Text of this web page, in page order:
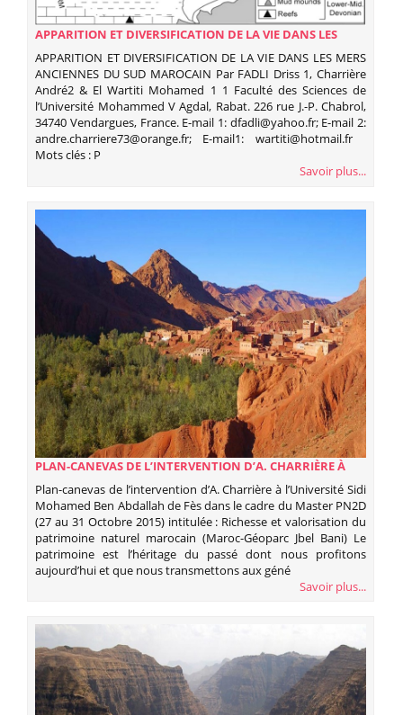
APPARITION ET DIVERSIFICATION DE LA VIE DANS LES
MERS ANCIENNES DU SUD MAROCAIN
APPARITION ET DIVERSIFICATION DE LA VIE DANS LES MERS
ANCIENNES DU SUD MAROCAIN Par FADLI Driss 1, Charrière
André2 & El Wartiti Mohamed 1 1 Faculté des Sciences de
l’Université Mohammed V Agdal, Rabat. 226 rue J.-P. Chabrol,
34740 Vendargues, France. E-mail 1: dfadli@yahoo.fr; E-mail 2:
andre.charriere73@orange.fr; E-mail1: wartiti@hotmail.fr
Mots clés : P
Savoir plus...
PLAN-CANEVAS DE L’INTERVENTION D’A. CHARRIÈRE À
L’UNIVERSITÉ SIDI MOHAMED BEN ABDALLAH DE FÈS
DANS LE CADRE DU MASTER PN2D (27 AU 31 OCTOBRE
2015) INTITULÉE : RICHESSE ET VALORISATION DU
PATRIMOINE NATUREL MAROCAIN (MAROC-GÉOPARC
JBEL BANI)
Plan-canevas de l’intervention d’A. Charrière à l’Université Sidi
Mohamed Ben Abdallah de Fès dans le cadre du Master PN2D
(27 au 31 Octobre 2015) intitulée : Richesse et valorisation du
patrimoine naturel marocain (Maroc-Géoparc Jbel Bani) Le
patrimoine est l’héritage du passé dont nous profitons
aujourd’hui et que nous transmettons aux géné
Savoir plus...